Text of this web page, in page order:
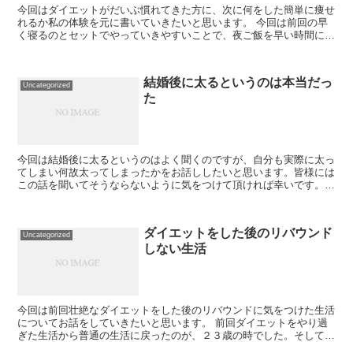
今回はダイエットがだいぶ慣れてきた方に、次に何をした簡単に痩せ
れるか私の体験を元に書いていきたいと思います。 今回は前回の早
く寝るのとセットでやっていきやすいことで、夜ご飯を早い時間に食
Uncategorized
結婚後に太るというのは本当だっ
た
今回は結婚後に太るというのはよく聞くのですが、自分も実際に太っ
てしまい何故太ってしまったかをお話ししたいと思います。皆様には
この話を聞いてそうならないように気をつけて頂ければ幸いです。
Uncategorized
ダイエットをした後のリバウンド
しない生活
今回は前回壮絶なダイエットをした後のリバウンドに気をつけた生活
についてお話をしていきたいと思います。 前回ダイエットをやり過
ぎた生活から普通の生活に戻ったのが、２３歳の時でした。そしてそ